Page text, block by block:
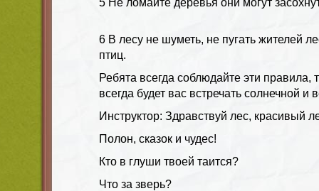
6 В лесу не шуметь, не пугать жителей
птиц.
Ребята всегда соблюдайте эти правила,
всегда будет вас встречать солнечной и
Инструктор: Здравствуй лес, красивый
Полон, сказок и чудес!
Кто в глуши твоей таится?
Что за зверь?